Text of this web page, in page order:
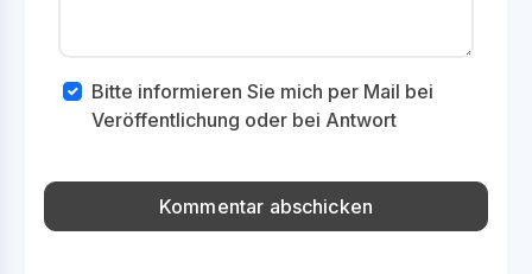
Bitte informieren Sie mich per Mail bei
Veröffentlichung oder bei Antwort